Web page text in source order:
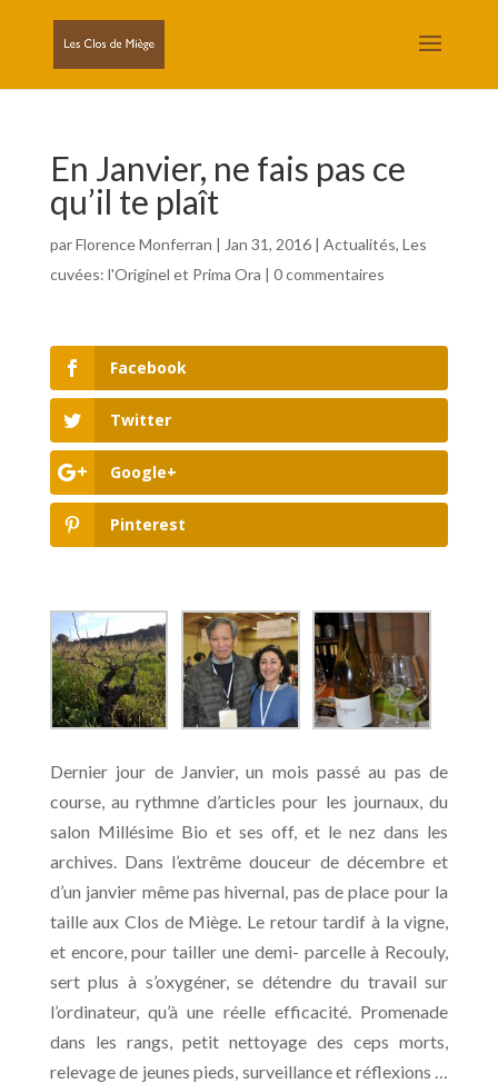
En Janvier, ne fais pas ce
qu’il te plaît
parFlorence Monferran | Jan 31, 2016| Actualités, Les
cuvées: l'Originel et Prima Ora | 0 commentaires
Facebook
Twitter
Google+
Pinterest
Dernier jour de Janvier, un mois passé au pas de
course, au rythmne d’articles pour les journaux, du
salon Millésime Bio et ses off, et le nez dans les
archives. Dans l’extrême douceur de décembre et
d’un janvier même pashivernal, pas de place pour la
taille aux Clos de Miège. Le retour tardif à la vigne,
et encore, pour tailler une demi- parcelle à Recouly,
sert plus à s’oxygéner, se détendre du travail sur
l’ordinateur, qu’à une réelle efficacité. Promenade
dans les rangs, petit nettoyage des ceps morts,
relevage de jeunes pieds, surveillance et réflexions …